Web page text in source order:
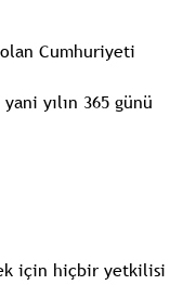
Cumhuriyeti
yılın 365 günü
için hiçbir yetkilisi